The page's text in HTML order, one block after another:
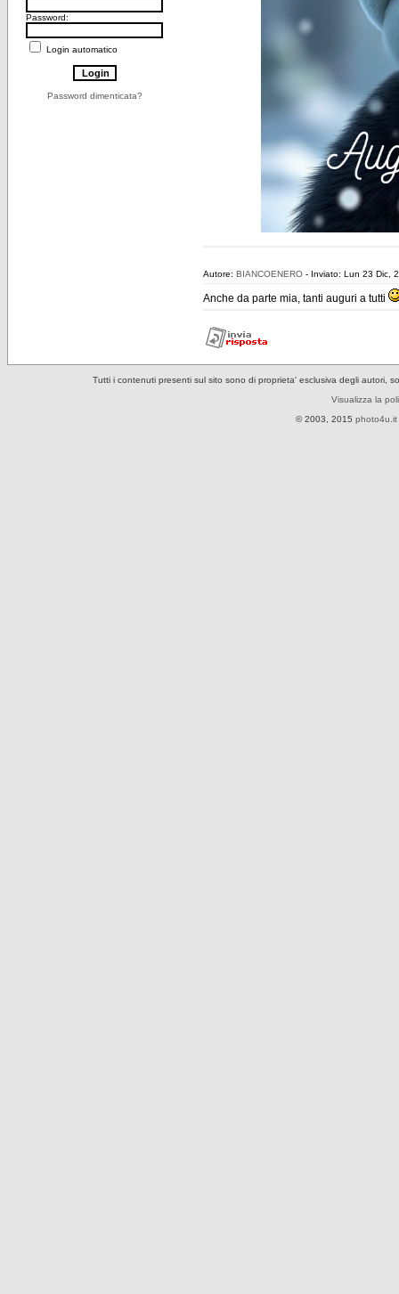
Password:
Login automatico
Password dimenticata?
Autore: BIANCOENERO - Inviato: Lun 23 Dic,
Anche da parte mia, tanti auguri a tutti
Tutti i contenuti presenti sul sito sono di proprieta' esclusiva degli autori,
Visualizza la
© 2003, 2015 photo4u.it